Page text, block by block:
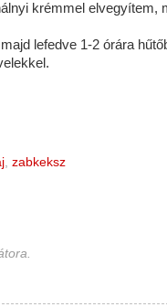
krémmel elvegyítem,
lefedve 1-2 órára
zabkeksz